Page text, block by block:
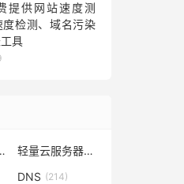
提供网站速度测
检测、域名污染
具
评测 (302) 轻量云服务器(262)
(223)
DNS (214)